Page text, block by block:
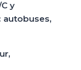
y
autobuses,